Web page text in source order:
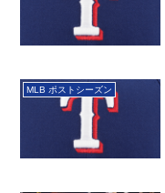
MLB ポストシーズン